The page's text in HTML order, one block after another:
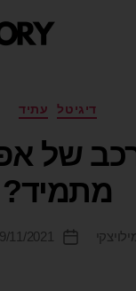
דיגיטל עתיד
של
מתמיד?
11/2021